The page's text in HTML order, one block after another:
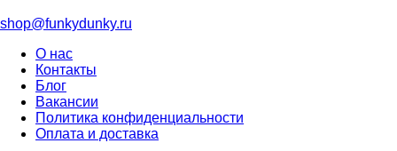
shop@funkydunky.ru
О нас
Контакты
Блог
Вакансии
Политика конфиденциальности
Оплата и доставка